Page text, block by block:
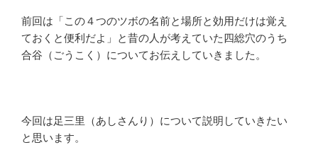
前回は「この４つのツボの名前と場所と効用だけは覚え
ておくと便利だよ」と昔の人が考えていた四総穴のうち
合谷（ごうこく）についてお伝えしていきました。
今回は足三里（あしさんり）について説明していきたい
と思います。